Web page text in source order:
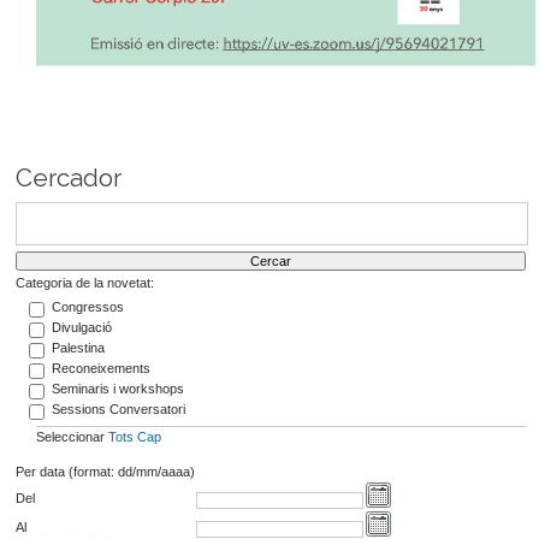
Cercador
Categoria de la novetat:
Congressos
Divulgació
Palestina
Reconeixements
Seminaris i workshops
Sessions Conversatori
Seleccionar Tots Cap
Per data (format: dd/mm/aaaa)
Del
Al